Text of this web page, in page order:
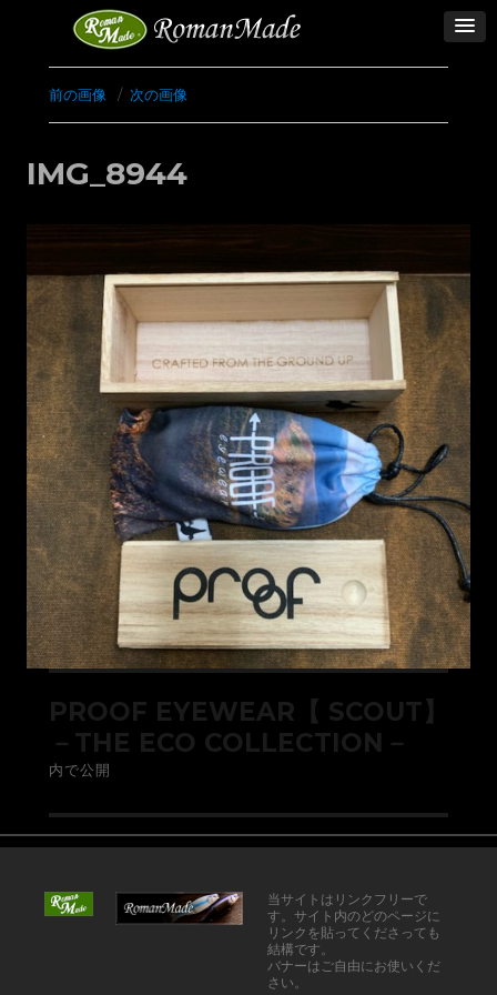
前の画像 次の画像
IMG_8944
PROOF EYEWEAR【 SCOUT】
－THE ECO COLLECTION－
内で公開
当サイトはリンクフリーで
す。サイト内のどのページに
リンクを貼ってくださっても
結構です。
バナーはご自由にお使いくだ
さい。